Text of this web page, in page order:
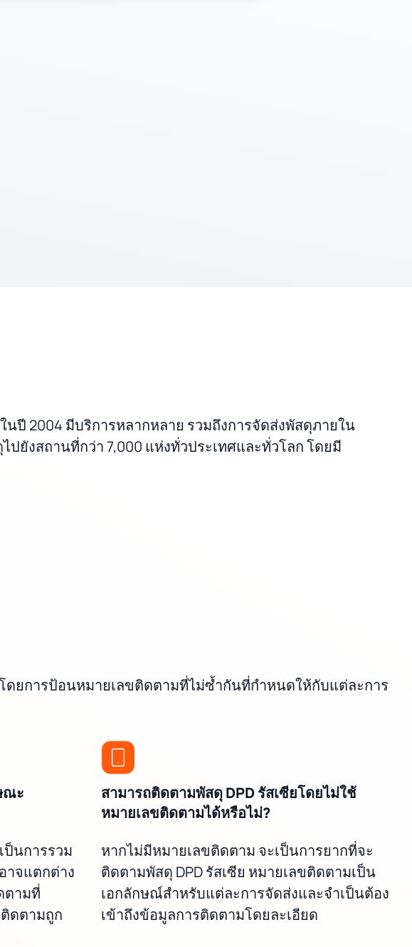
ปี 2004 มีบริการหลากหลาย รวมถึงการจัดส่งพัสดุภายใน
ยังสถานที่กว่า 7,000 แห่งทั่วประเทศและทั่วโลก โดยมี
ดยการป้อนหมายเลขติดตามที่ไม่ซ้ำกันที่กำหนดให้กับแต่ละการ
ณะ
ป็นการรวม
าจแตกต่าง
ตามที่
ดตามถูก
สามารถติดตามพัสดุ DPD รัสเซียโดยไม่ใช้
หมายเลขติดตามได้หรือไม่?
หากไม่มีหมายเลขติดตาม จะเป็นการยากที่จะ
ติดตามพัสดุ DPD รัสเซีย หมายเลขติดตามเป็น
เอกลักษณ์สำหรับแต่ละการจัดส่งและจำเป็นต้อง
เข้าถึงข้อมูลการติดตามโดยละเอียด